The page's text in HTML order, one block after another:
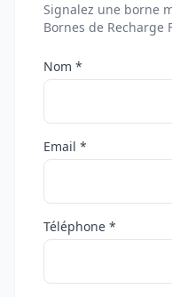
Signalez une borne
Bornes de Recharge
Nom *
Email *
Téléphone *